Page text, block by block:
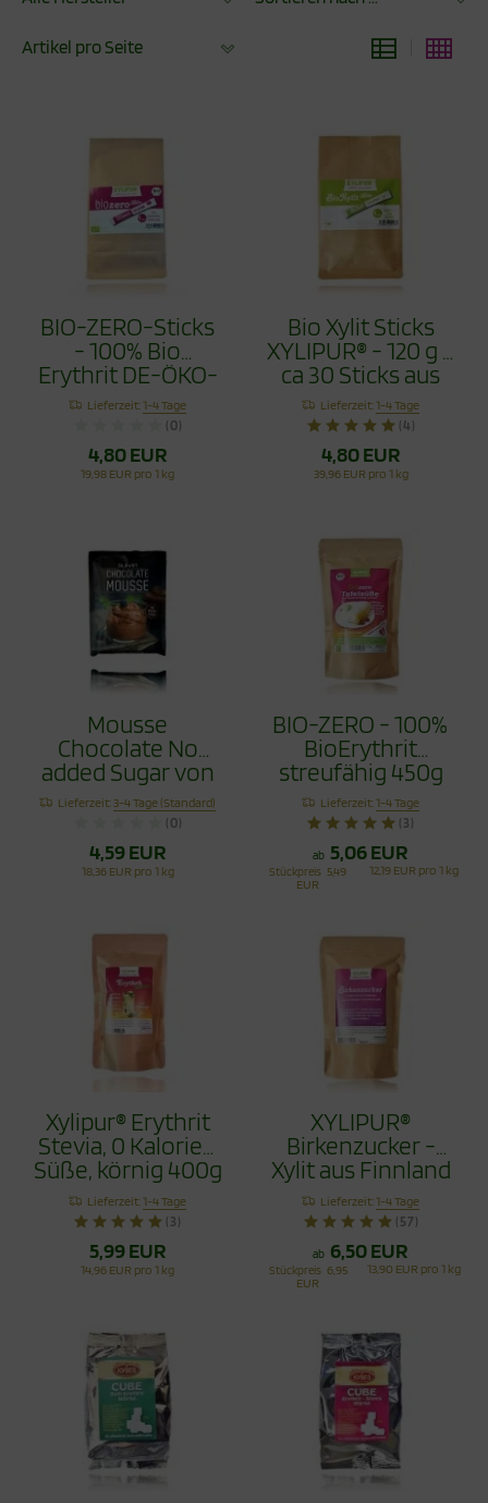
Artikel pro Seite
BIO-ZERO-Sticks
- 100% Bio
Erythrit DE-ÖKO-
037 XYLIPUR®
120g
Lieferzeit:1-4 Tage
(0)
4,80 EUR
19,98 EUR pro 1 kg
Bio Xylit Sticks
XYLIPUR® - 120 g =
ca 30 Sticks aus
kbA biologischem
Anbau
Lieferzeit:1-4 Tage
(4)
4,80 EUR
39,96 EUR pro 1 kg
Mousse
Chocolate No
added Sugar von
Sukrin - für 4
Portionen
Lieferzeit:3-4 Tage (Standard)
(0)
4,59 EUR
18,36 EUR pro 1 kg
BIO-ZERO - 100%
BioErythrit
streufähig 450g
DE-ÖKO-037
XYLIPUR®
Lieferzeit:1-4 Tage
(3)
ab 5,06 EUR
Stückpreis 5,49
EUR
12,19 EUR pro 1 kg
Xylipur® Erythrit
Stevia, 0 Kalorien
Süße, körnig 400g
Lieferzeit:1-4 Tage
(3)
5,99 EUR
14,96 EUR pro 1 kg
XYLIPUR®
Birkenzucker -
Xylit aus Finnland
500g
Lieferzeit:1-4 Tage
(57)
ab 6,50 EUR
Stückpreis 6,95
EUR
13,90 EUR pro 1 kg